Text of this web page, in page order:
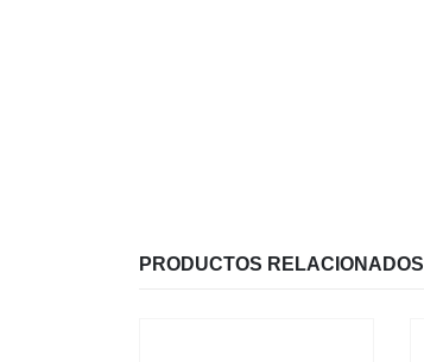
PRODUCTOS RELACIONADOS